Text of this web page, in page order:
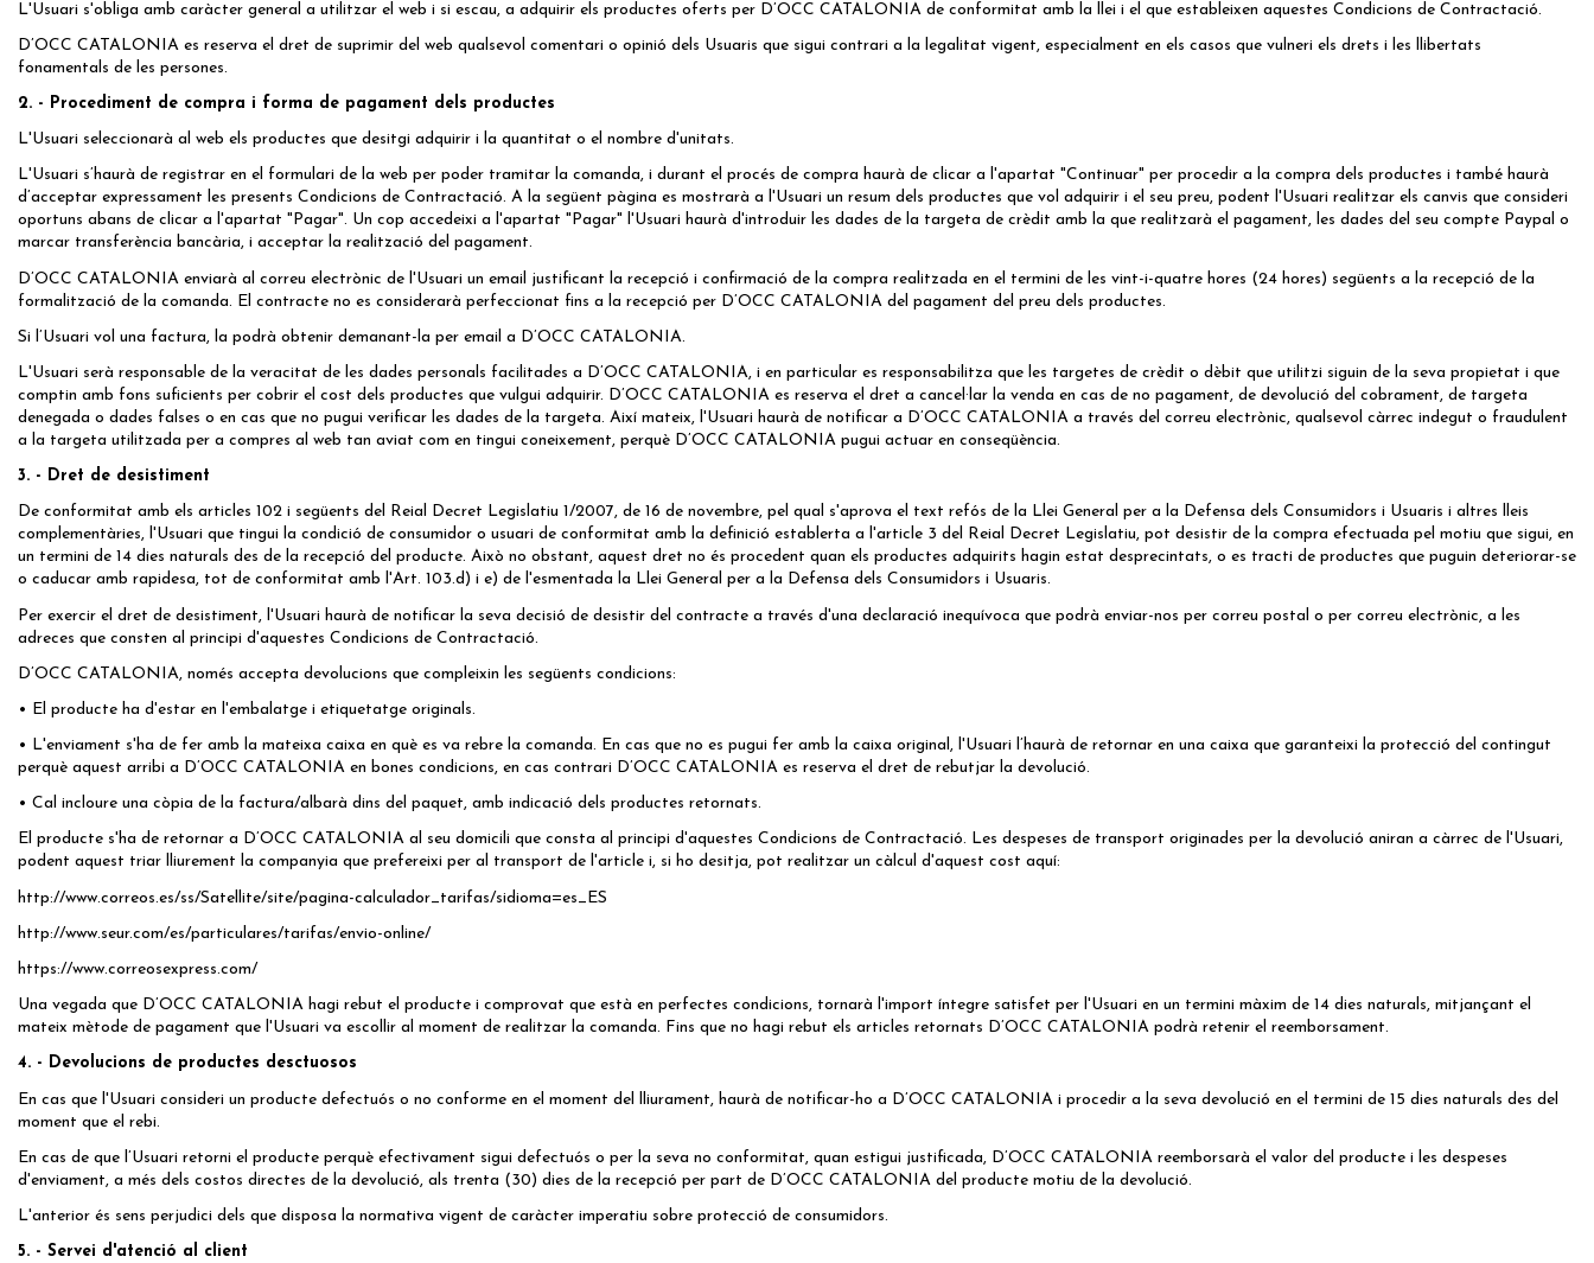
L'Usuari s'obliga amb caràcter general a utilitzar el web i si escau, a adquirir els productes oferts per D’OCC CATALONIA de conformitat amb la llei i el que estableixen aquestes Condicions de Contractació.
D’OCC CATALONIA es reserva el dret de suprimir del web qualsevol comentari o opinió dels Usuaris que sigui contrari a la legalitat vigent, especialment en els casos que vulneri els drets i les llibertats
fonamentals de les persones.
2. - Procediment de compra i forma de pagament dels productes
L'Usuari seleccionarà al web els productes que desitgi adquirir i la quantitat o el nombre d'unitats.
L'Usuari s’haurà de registrar en el formulari de la web per poder tramitar la comanda, i durant el procés de compra haurà de clicar a l'apartat "Continuar" per procedir a la compra dels productes i també haurà
d’acceptar expressament les presents Condicions de Contractació. A la següent pàgina es mostrarà a l'Usuari un resum dels productes que vol adquirir i el seu preu, podent l'Usuari realitzar els canvis que consideri
oportuns abans de clicar a l'apartat "Pagar". Un cop accedeixi a l'apartat "Pagar" l'Usuari haurà d'introduir les dades de la targeta de crèdit amb la que realitzarà el pagament, les dades del seu compte Paypal o
marcar transferència bancària, i acceptar la realització del pagament.
D’OCC CATALONIA enviarà al correu electrònic de l'Usuari un email justificant la recepció i confirmació de la compra realitzada en el termini de les vint-i-quatre hores (24 hores) següents a la recepció de la
formalització de la comanda. El contracte no es considerarà perfeccionat fins a la recepció per D’OCC CATALONIA del pagament del preu dels productes.
Si l’Usuari vol una factura, la podrà obtenir demanant-la per email a D’OCC CATALONIA.
L'Usuari serà responsable de la veracitat de les dades personals facilitades a D’OCC CATALONIA, i en particular es responsabilitza que les targetes de crèdit o dèbit que utilitzi siguin de la seva propietat i que
comptin amb fons suficients per cobrir el cost dels productes que vulgui adquirir. D’OCC CATALONIA es reserva el dret a cancel·lar la venda en cas de no pagament, de devolució del cobrament, de targeta
denegada o dades falses o en cas que no pugui verificar les dades de la targeta. Així mateix, l'Usuari haurà de notificar a D’OCC CATALONIA a través del correu electrònic, qualsevol càrrec indegut o fraudulent
a la targeta utilitzada per a compres al web tan aviat com en tingui coneixement, perquè D’OCC CATALONIA pugui actuar en conseqüència.
3. - Dret de desistiment
De conformitat amb els articles 102 i següents del Reial Decret Legislatiu 1/2007, de 16 de novembre, pel qual s'aprova el text refós de la Llei General per a la Defensa dels Consumidors i Usuaris i altres lleis
complementàries, l'Usuari que tingui la condició de consumidor o usuari de conformitat amb la definició establerta a l'article 3 del Reial Decret Legislatiu, pot desistir de la compra efectuada pel motiu que sigui, en
un termini de 14 dies naturals des de la recepció del producte. Això no obstant, aquest dret no és procedent quan els productes adquirits hagin estat desprecintats, o es tracti de productes que puguin deteriorar-se
o caducar amb rapidesa, tot de conformitat amb l'Art. 103.d) i e) de l'esmentada la Llei General per a la Defensa dels Consumidors i Usuaris.
Per exercir el dret de desistiment, l'Usuari haurà de notificar la seva decisió de desistir del contracte a través d'una declaració inequívoca que podrà enviar-nos per correu postal o per correu electrònic, a les
adreces que consten al principi d'aquestes Condicions de Contractació.
D’OCC CATALONIA, només accepta devolucions que compleixin les següents condicions:
• El producte ha d'estar en l'embalatge i etiquetatge originals.
• L'enviament s'ha de fer amb la mateixa caixa en què es va rebre la comanda. En cas que no es pugui fer amb la caixa original, l'Usuari l’haurà de retornar en una caixa que garanteixi la protecció del contingut
perquè aquest arribi a D’OCC CATALONIA en bones condicions, en cas contrari D’OCC CATALONIA es reserva el dret de rebutjar la devolució.
• Cal incloure una còpia de la factura/albarà dins del paquet, amb indicació dels productes retornats.
El producte s'ha de retornar a D’OCC CATALONIA al seu domicili que consta al principi d'aquestes Condicions de Contractació. Les despeses de transport originades per la devolució aniran a càrrec de l'Usuari,
podent aquest triar lliurement la companyia que prefereixi per al transport de l'article i, si ho desitja, pot realitzar un càlcul d'aquest cost aquí:
http://www.correos.es/ss/Satellite/site/pagina-calculador_tarifas/sidioma=es_ES
http://www.seur.com/es/particulares/tarifas/envio-online/
https://www.correosexpress.com/
Una vegada que D’OCC CATALONIA hagi rebut el producte i comprovat que està en perfectes condicions, tornarà l'import íntegre satisfet per l'Usuari en un termini màxim de 14 dies naturals, mitjançant el
mateix mètode de pagament que l'Usuari va escollir al moment de realitzar la comanda. Fins que no hagi rebut els articles retornats D’OCC CATALONIA podrà retenir el reemborsament.
4. - Devolucions de productes desctuosos
En cas que l'Usuari consideri un producte defectuós o no conforme en el moment del lliurament, haurà de notificar-ho a D’OCC CATALONIA i procedir a la seva devolució en el termini de 15 dies naturals des del
moment que el rebi.
En cas de que l’Usuari retorni el producte perquè efectivament sigui defectuós o per la seva no conformitat, quan estigui justificada, D’OCC CATALONIA reemborsarà el valor del producte i les despeses
d'enviament, a més dels costos directes de la devolució, als trenta (30) dies de la recepció per part de D’OCC CATALONIA del producte motiu de la devolució.
L'anterior és sens perjudici dels que disposa la normativa vigent de caràcter imperatiu sobre protecció de consumidors.
5. - Servei d'atenció al client